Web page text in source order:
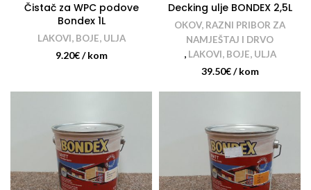
Čistač za WPC podove
Bondex 1L
LAKOVI, BOJE, ULJA
9.20€/ kom
Decking ulje BONDEX 2,5L
OKOV, RAZNI PRIBOR ZA
NAMJEŠTAJ I DRVO
, LAKOVI, BOJE, ULJA
39.50€/ kom